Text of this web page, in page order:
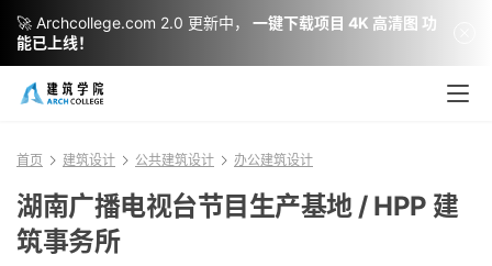
首页 建筑设计 公共建筑设计 办公建筑设计
湖南广播电视台节目生产基地 / HPP 建
筑事务所
🚀 Archcollege.com 2.0 更新中，
一键下载项目 4K 高清图 功
能已上线！